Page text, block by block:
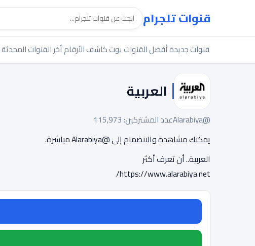
قنوات تلجرام
قنوات جديدةأفضل القنواتبوت كاشف الأرقامأخر القنوات المحدثة
العربية
@Alarabiya
عدد المشتركين: 115,973
يمكنك مشاهدة والانضمام إلى @Alarabiya مباشرة.
العربية.. أن تعرف أكثر
https://www.alarabiya.net/